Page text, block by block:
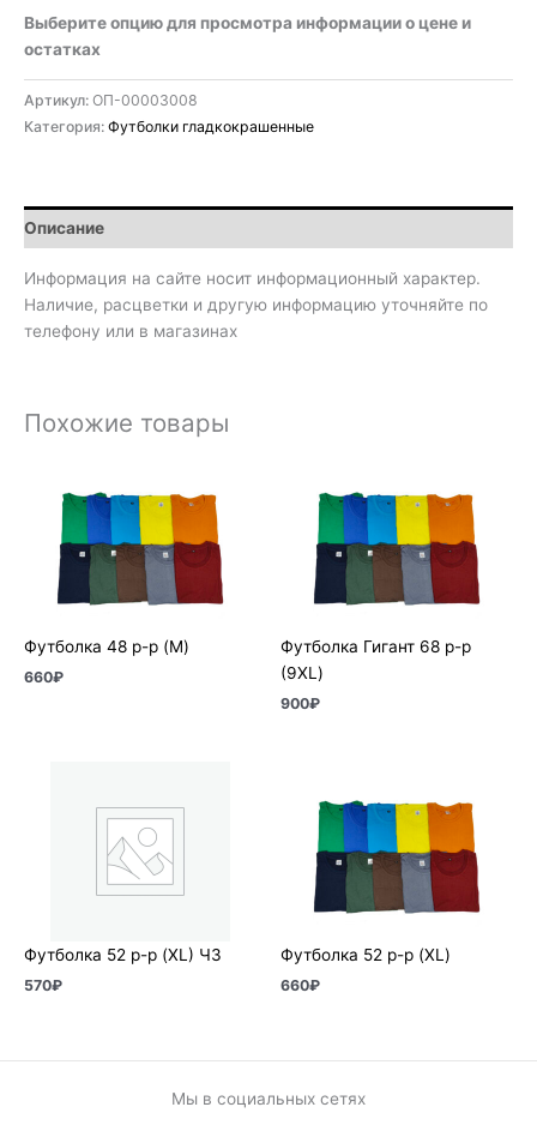
Выберите опцию для просмотра информации о цене и
остатках
Артикул: ОП-00003008
Категория: Футболки гладкокрашенные
Описание
Информация на сайте носит информационный характер.
Наличие, расцветки и другую информацию уточняйте по
телефону или в магазинах
Похожие товары
Футболка 48 р-р (M)
660₽
Футболка Гигант 68 р-р
(9XL)
900₽
Футболка 52 р-р (XL) ЧЗ
570₽
Футболка 52 р-р (XL)
660₽
Мы в социальных сетях